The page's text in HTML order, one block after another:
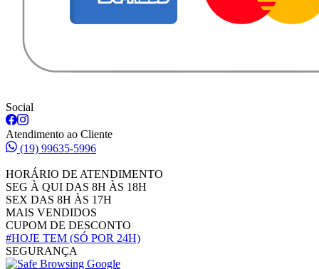
Social
Atendimento ao Cliente
(19) 99635-5996
HORÁRIO DE ATENDIMENTO
SEG À QUI DAS 8H ÀS 18H
SEX DAS 8H ÀS 17H
MAIS VENDIDOS
CUPOM DE DESCONTO
#HOJE TEM (SÓ POR 24H)
SEGURANÇA